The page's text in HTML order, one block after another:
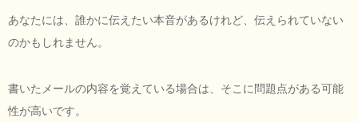
あなたには、誰かに伝えたい本音があるけれど、伝えられていない
のかもしれません。
書いたメールの内容を覚えている場合は、そこに問題点がある可能
性が高いです。